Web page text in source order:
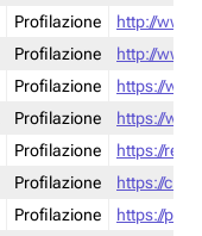
Profilazione
http://
Profilazione
http://
Profilazione
https://
Profilazione
https://
Profilazione
https://
Profilazione
https://
Profilazione
https://